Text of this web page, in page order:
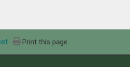
Print this page